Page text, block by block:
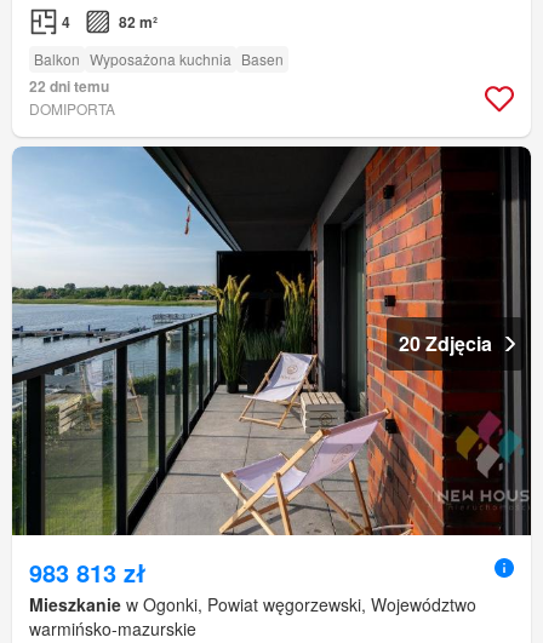
4 82 m²
Balkon Wyposażona kuchnia Basen
22 dni temu
DOMIPORTA
20 Zdjęcia
983 813 zł
Mieszkanie w Ogonki, Powiat węgorzewski, Województwo
warmińsko-mazurskie